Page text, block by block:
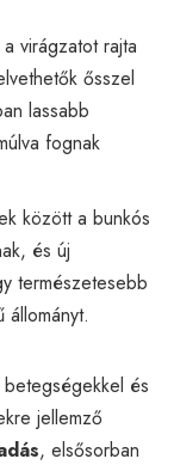
virágzatot rajta
ősszel
lassabb
fognak
között a bunkós
és új
természetesebb
és
jellemző
, elsősorban